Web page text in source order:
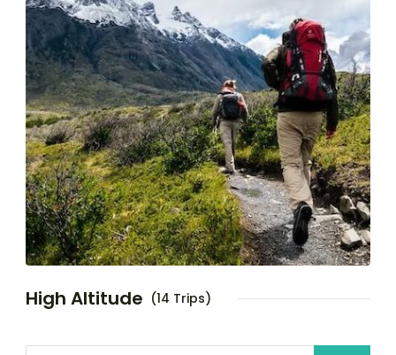
High Altitude (14 Trips)